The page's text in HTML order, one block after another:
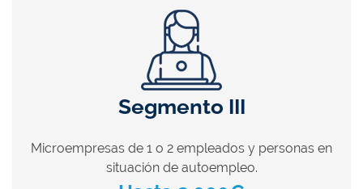
Segmento III
Microempresas de 1 o 2 empleados y personas en
situación de autoempleo.